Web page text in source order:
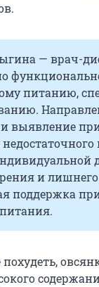
— врач-
питанию,
и выявление
и лишнего
поддержка